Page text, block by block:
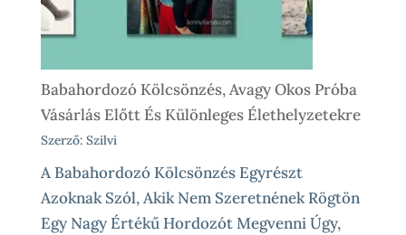
Babahordozó Kölcsönzés, Avagy Okos Próba
Vásárlás Előtt És Különleges Élethelyzetekre
Szerző: Szilvi
A Babahordozó Kölcsönzés Egyrészt
Azoknak Szól, Akik Nem Szeretnének Rögtön
Egy Nagy Értékű Hordozót Megvenni Úgy,